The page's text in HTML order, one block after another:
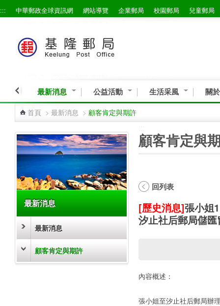
跳到主要內容區塊
::: 中華郵政全球資訊網 網站導覽 企業郵局 校園郵局 兒童郵局
最新消息 公益活動 生活采風 關
首頁 > 最新消息 > 顧客肯定與期許
最新消息
最新消息
顧客肯定與期許
顧客肯定與
回列表
[歷史消息]張小姐
汐止社后郵局儲
內容概述：
張小姐至汐止社后郵局辦